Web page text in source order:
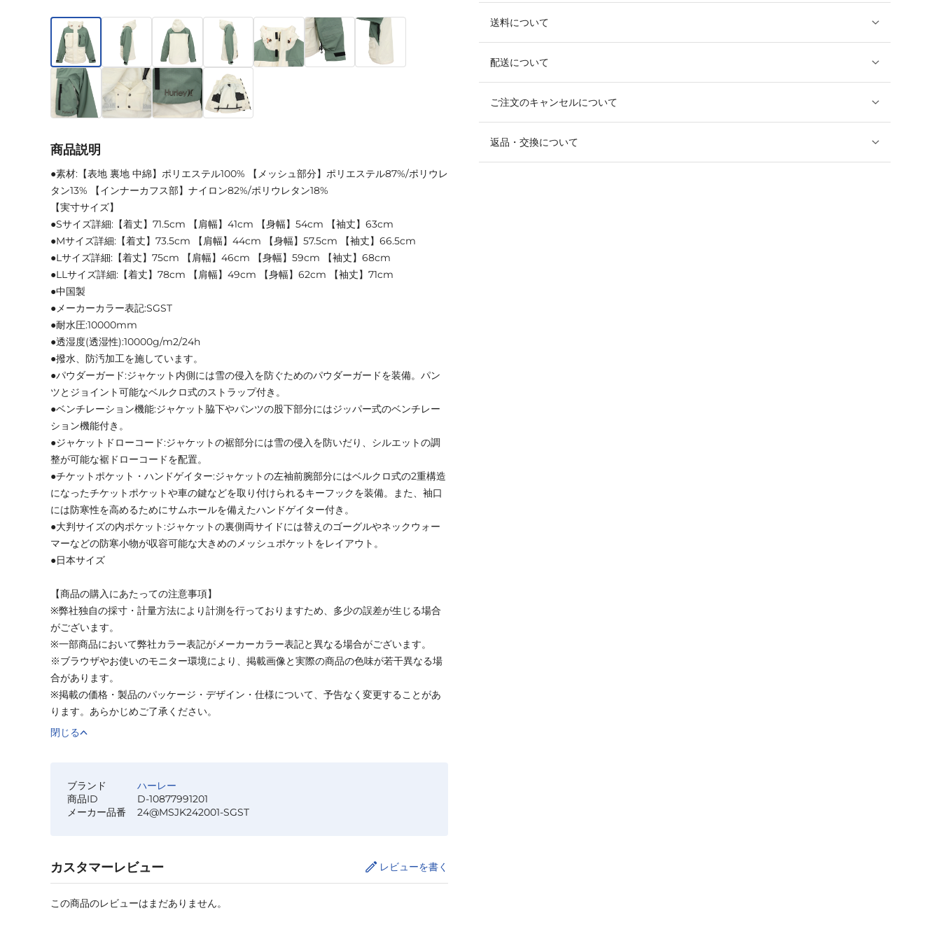
送料について
配送について
ご注文のキャンセルについて
返品・交換について
商品説明
●素材:【表地 裏地 中綿】ポリエステル100% 【メッシュ部分】ポリエステル87%/ポリウレ
タン13% 【インナーカフス部】ナイロン82%/ポリウレタン18%
【実寸サイズ】
●Sサイズ詳細:【着丈】71.5cm 【肩幅】41cm 【身幅】54cm 【袖丈】63cm
●Mサイズ詳細:【着丈】73.5cm 【肩幅】44cm 【身幅】57.5cm 【袖丈】66.5cm
●Lサイズ詳細:【着丈】75cm 【肩幅】46cm 【身幅】59cm 【袖丈】68cm
●LLサイズ詳細:【着丈】78cm 【肩幅】49cm 【身幅】62cm 【袖丈】71cm
●中国製
●メーカーカラー表記:SGST
●耐水圧:10000mm
●透湿度(透湿性):10000g/m2/24h
●撥水、防汚加工を施しています。
●パウダーガード:ジャケット内側には雪の侵入を防ぐためのパウダーガードを装備。パン
ツとジョイント可能なベルクロ式のストラップ付き。
●ベンチレーション機能:ジャケット脇下やパンツの股下部分にはジッパー式のベンチレー
ション機能付き。
●ジャケットドローコード:ジャケットの裾部分には雪の侵入を防いだり、シルエットの調
整が可能な裾ドローコードを配置。
●チケットポケット・ハンドゲイター:ジャケットの左袖前腕部分にはベルクロ式の2重構造
になったチケットポケットや車の鍵などを取り付けられるキーフックを装備。また、袖口
には防寒性を高めるためにサムホールを備えたハンドゲイター付き。
●大判サイズの内ポケット:ジャケットの裏側両サイドには替えのゴーグルやネックウォー
マーなどの防寒小物が収容可能な大きめのメッシュポケットをレイアウト。
●日本サイズ
【商品の購入にあたっての注意事項】
※弊社独自の採寸・計量方法により計測を行っておりますため、多少の誤差が生じる場合
がございます。
※一部商品において弊社カラー表記がメーカーカラー表記と異なる場合がございます。
※ブラウザやお使いのモニター環境により、掲載画像と実際の商品の色味が若干異なる場
合があります。
※掲載の価格・製品のパッケージ・デザイン・仕様について、予告なく変更することがあ
ります。あらかじめご了承ください。
閉じる
ブランド
ハーレー
商品ID
D-10877991201
メーカー品番
24@MSJK242001-SGST
カスタマーレビュー レビューを書く
この商品のレビューはまだありません。